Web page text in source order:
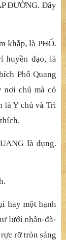
‘quả’ mãn là
i. Giải thích có
đườ
ng phóng
PH
huy
PhổQuang
nơi chủmà có
là Y chủvà Trì